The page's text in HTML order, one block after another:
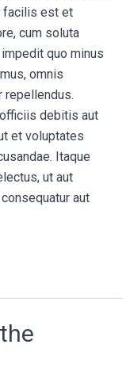
facilis est et
cum soluta
quo minus
omnis
repellendus.
debitis aut
et voluptates
Itaque
ut aut
aut